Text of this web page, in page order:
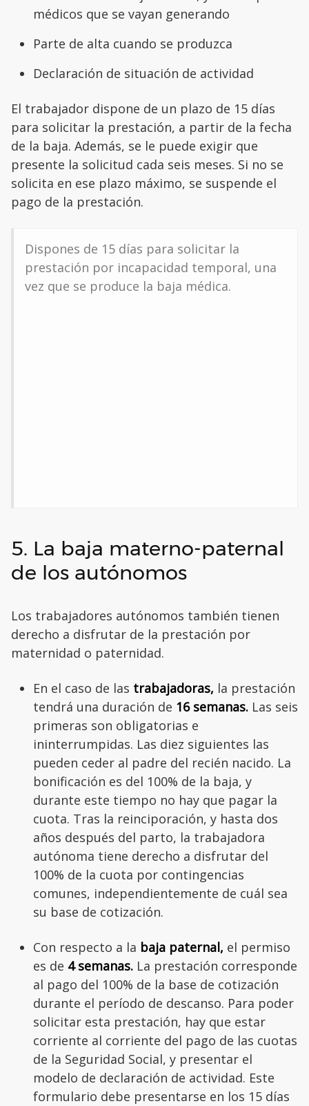
médicos que se vayan generando
Parte de alta cuando se produzca
Declaración de situación de actividad
El trabajador dispone de un plazo de 15 días
para solicitar la prestación, a partir de la fecha
de la baja. Además, se le puede exigir que
presente la solicitud cada seis meses. Si no se
solicita en ese plazo máximo, se suspende el
pago de la prestación.
Dispones de 15 días para solicitar la
prestación por incapacidad temporal, una
vez que se produce la baja médica.
5. La baja materno-paternal
de los autónomos
Los trabajadores autónomos también tienen
derecho a disfrutar de la prestación por
maternidad o paternidad.
En el caso de las trabajadoras, la prestación
tendrá una duración de 16 semanas. Las seis
primeras son obligatorias e
ininterrumpidas. Las diez siguientes las
pueden ceder al padre del recién nacido. La
bonificación es del 100% de la baja, y
durante este tiempo no hay que pagar la
cuota. Tras la reinciporación, y hasta dos
años después del parto, la trabajadora
autónoma tiene derecho a disfrutar del
100% de la cuota por contingencias
comunes, independientemente de cuál sea
su base de cotización.
Con respecto a la baja paternal, el permiso
es de 4 semanas. La prestación corresponde
al pago del 100% de la base de cotización
durante el período de descanso. Para poder
solicitar esta prestación, hay que estar
corriente al corriente del pago de las cuotas
de la Seguridad Social, y presentar el
modelo de declaración de actividad. Este
formulario debe presentarse en los 15 días